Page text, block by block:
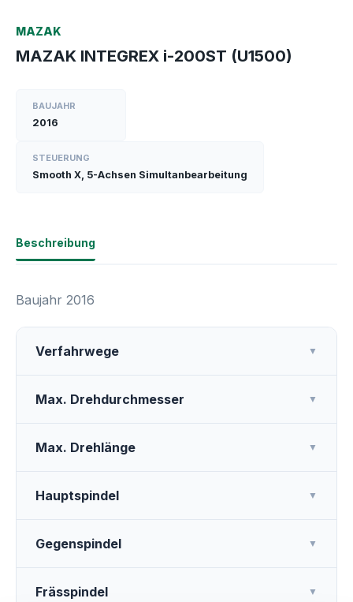
MAZAK
MAZAK INTEGREX i-200ST (U1500)
BAUJAHR
2016
STEUERUNG
Smooth X, 5-Achsen Simultanbearbeitung
Beschreibung
Baujahr 2016
Verfahrwege ▼
Max. Drehdurchmesser ▼
Max. Drehlänge ▼
Hauptspindel ▼
Gegenspindel ▼
Frässpindel ▼